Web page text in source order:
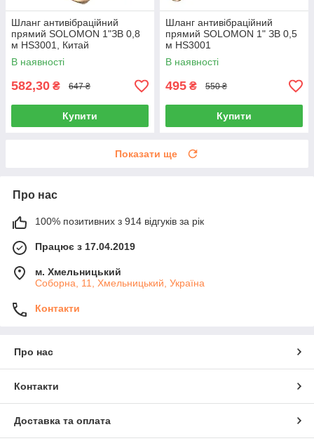
Шланг антивібраційний
прямий SOLOMON 1"ЗВ 0,8
м HS3001, Китай
В наявності
582,30 ₴ 647 ₴
Купити
Шланг антивібраційний
прямий SOLOMON 1" ЗВ 0,5
м HS3001
В наявності
495 ₴ 550 ₴
Купити
Показати ще
Про нас
100% позитивних з 914 відгуків за рік
Працює з 17.04.2019
м. Хмельницький
Соборна, 11, Хмельницький, Україна
Контакти
Про нас
Контакти
Доставка та оплата